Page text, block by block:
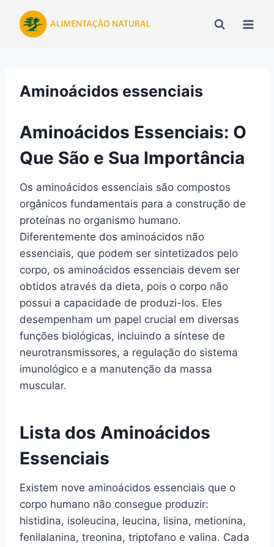
para
Aminoácidos essenciais
Aminoácidos Essenciais: O
Que São e Sua Importância
Os aminoácidos essenciais são compostos
orgânicos fundamentais para a construção de
proteínas no organismo humano.
Diferentemente dos aminoácidos não
essenciais, que podem ser sintetizados pelo
corpo, os aminoácidos essenciais devem ser
obtidos através da dieta, pois o corpo não
possui a capacidade de produzi-los. Eles
desempenham um papel crucial em diversas
funções biológicas, incluindo a síntese de
neurotransmissores, a regulação do sistema
imunológico e a manutenção da massa
muscular.
Lista dos Aminoácidos
Essenciais
Existem nove aminoácidos essenciais que o
corpo humano não consegue produzir:
histidina, isoleucina, leucina, lisina, metionina,
fenilalanina, treonina, triptofano e valina. Cada